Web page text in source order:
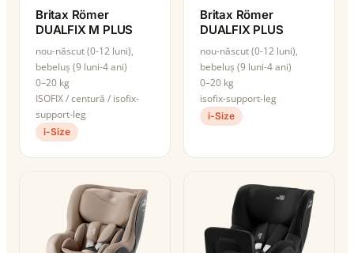
Britax Römer
DUALFIX M PLUS
nou-născut (0-12 luni),
bebeluș (9 luni-4 ani)
0–20 kg
ISOFIX / centură / isofix-
support-leg
i-Size
Britax Römer
DUALFIX PLUS
nou-născut (0-12 luni),
bebeluș (9 luni-4 ani)
0–20 kg
isofix-support-leg
i-Size